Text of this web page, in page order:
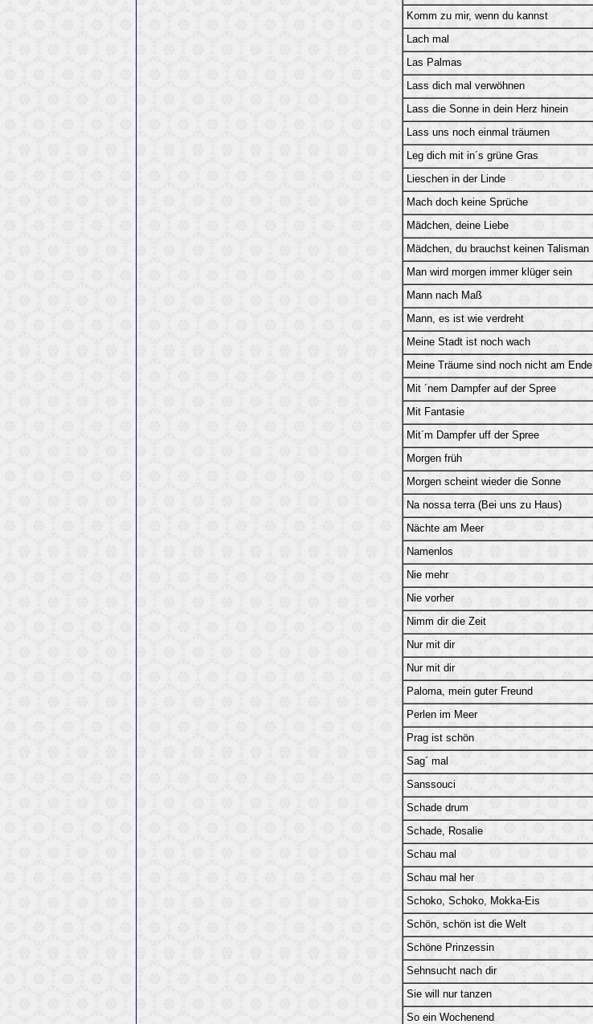
Komm zu mir, wenn du kannst
Lach mal
Las Palmas
Lass dich mal verwöhnen
Lass die Sonne in dein Herz hinein
Lass uns noch einmal träumen
Leg dich mit in´s grüne Gras
Lieschen in der Linde
Mach doch keine Sprüche
Mädchen, deine Liebe
Mädchen, du brauchst keinen Talisman
Man wird morgen immer klüger sein
Mann nach Maß
Mann, es ist wie verdreht
Meine Stadt ist noch wach
Meine Träume sind noch nicht am Ende
Mit ´nem Dampfer auf der Spree
Mit Fantasie
Mit´m Dampfer uff der Spree
Morgen früh
Morgen scheint wieder die Sonne
Na nossa terra (Bei uns zu Haus)
Nächte am Meer
Namenlos
Nie mehr
Nie vorher
Nimm dir die Zeit
Nur mit dir
Nur mit dir
Paloma, mein guter Freund
Perlen im Meer
Prag ist schön
Sag´ mal
Sanssouci
Schade drum
Schade, Rosalie
Schau mal
Schau mal her
Schoko, Schoko, Mokka-Eis
Schön, schön ist die Welt
Schöne Prinzessin
Sehnsucht nach dir
Sie will nur tanzen
So ein Wochenend